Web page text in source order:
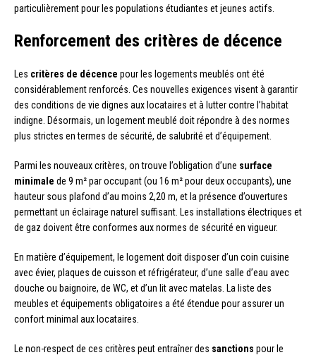
particulièrement pour les populations étudiantes et jeunes actifs.
Renforcement des critères de décence
Les critères de décence pour les logements meublés ont été
considérablement renforcés. Ces nouvelles exigences visent à garantir
des conditions de vie dignes aux locataires et à lutter contre l’habitat
indigne. Désormais, un logement meublé doit répondre à des normes
plus strictes en termes de sécurité, de salubrité et d’équipement.
Parmi les nouveaux critères, on trouve l’obligation d’une surface
minimale de 9 m² par occupant (ou 16 m² pour deux occupants), une
hauteur sous plafond d’au moins 2,20 m, et la présence d’ouvertures
permettant un éclairage naturel suffisant. Les installations électriques et
de gaz doivent être conformes aux normes de sécurité en vigueur.
En matière d’équipement, le logement doit disposer d’un coin cuisine
avec évier, plaques de cuisson et réfrigérateur, d’une salle d’eau avec
douche ou baignoire, de WC, et d’un lit avec matelas. La liste des
meubles et équipements obligatoires a été étendue pour assurer un
confort minimal aux locataires.
Le non-respect de ces critères peut entraîner des sanctions pour le